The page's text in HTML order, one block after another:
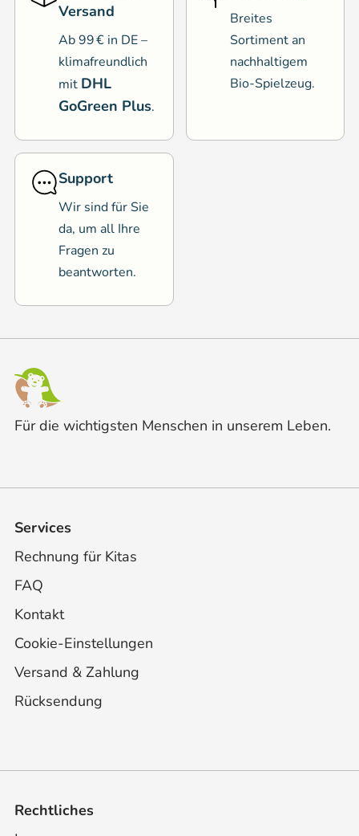
Versand
Ab 99 € in DE –
klimafreundlich
mit DHL
GoGreen Plus.
Breites
Sortiment an
nachhaltigem
Bio-Spielzeug.
Support
Wir sind für Sie
da, um all Ihre
Fragen zu
beantworten.
Für die wichtigsten Menschen in unserem Leben.
Services
Rechnung für Kitas
FAQ
Kontakt
Cookie-Einstellungen
Versand & Zahlung
Rücksendung
Rechtliches